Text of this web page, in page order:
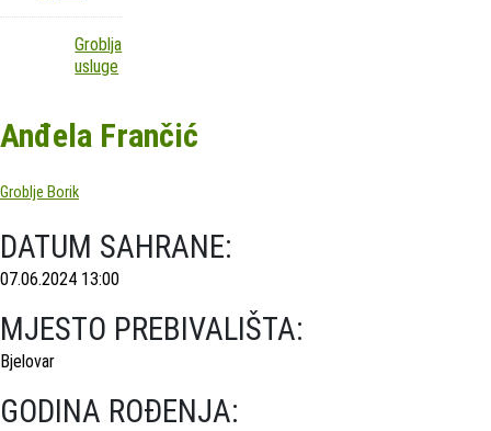
Groblja
usluge
Anđela Frančić
Groblje Borik
DATUM SAHRANE:
07.06.2024 13:00
MJESTO PREBIVALIŠTA:
Bjelovar
GODINA ROĐENJA: